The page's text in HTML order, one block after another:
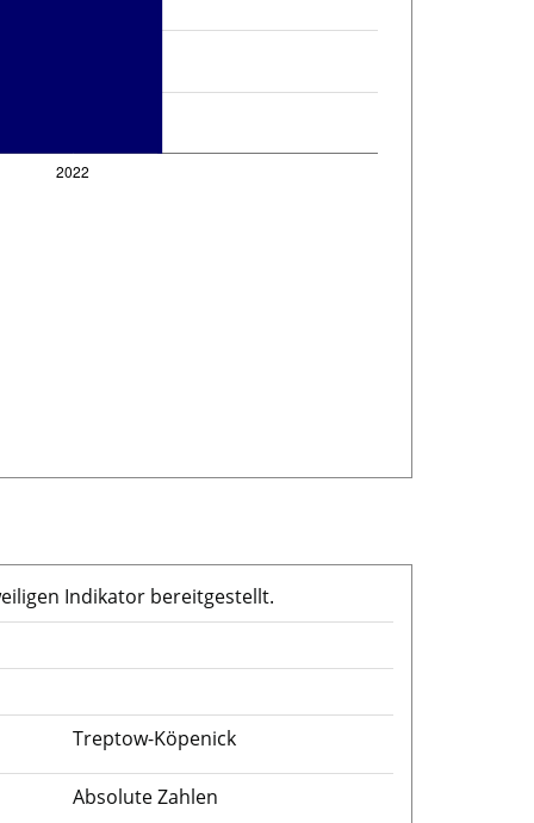
Indikator bereitgestellt.
Treptow-Köpenick
Absolute Zahlen